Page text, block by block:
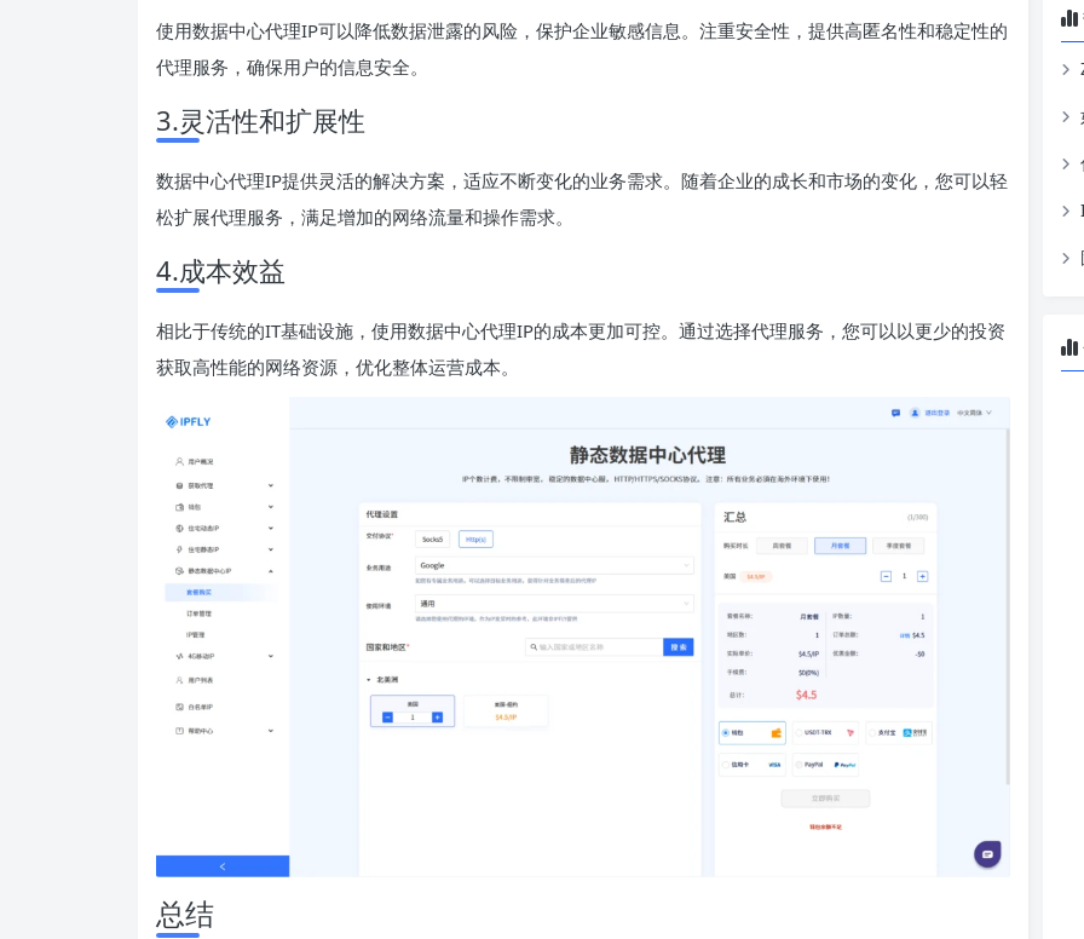
使用数据中心代理IP可以降低数据泄露的风险，保护企业敏感信息。注重安全性，提供高匿名性和稳定性的
代理服务，确保用户的信息安全。
3.灵活性和扩展性
数据中心代理IP提供灵活的解决方案，适应不断变化的业务需求。随着企业的成长和市场的变化，您可以轻
松扩展代理服务，满足增加的网络流量和操作需求。
4.成本效益
相比于传统的IT基础设施，使用数据中心代理IP的成本更加可控。通过选择代理服务，您可以以更少的投资
获取高性能的网络资源，优化整体运营成本。
总结